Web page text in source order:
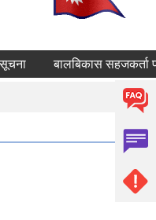
बालबिकास सहजकर्ता